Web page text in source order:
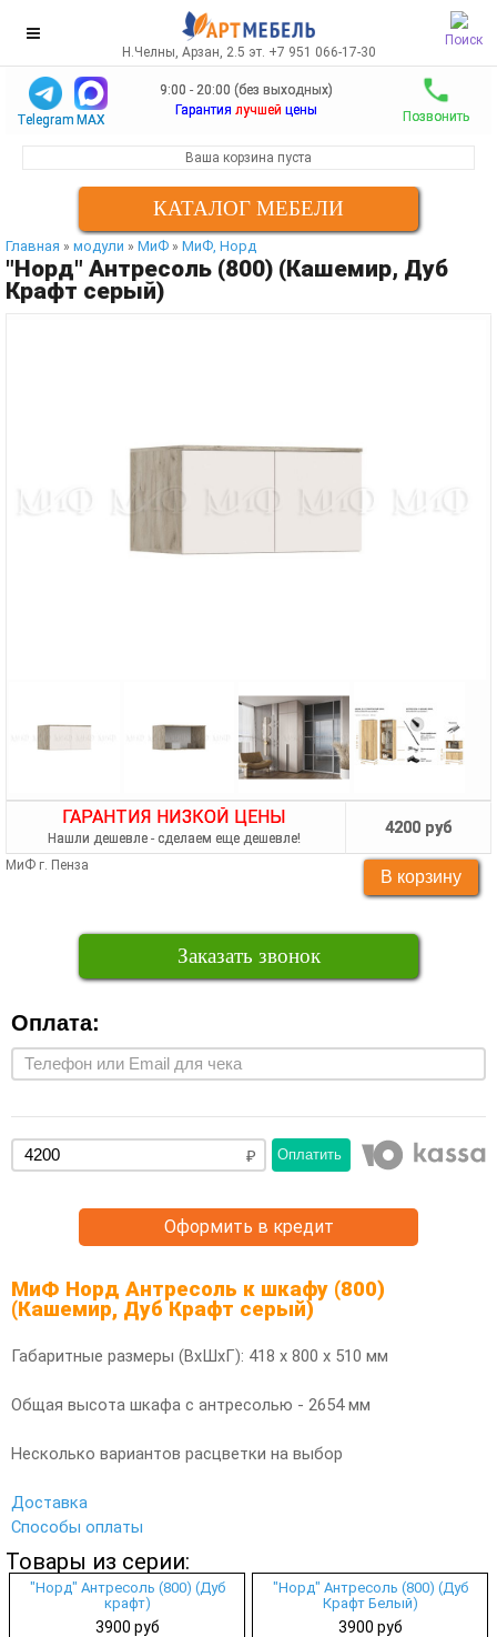
Поиск
Н.Челны, Арзан, 2.5 эт. +7 951 066-17-30
Telegram MAX
9:00 - 20:00 (без выходных)
Гарантия лучшей цены Позвонить
Ваша корзина пуста
КАТАЛОГ МЕБЕЛИ
Главная » модули » МиФ » МиФ, Норд
"Норд" Антресоль (800) (Кашемир, Дуб
Крафт серый)
ГАРАНТИЯ НИЗКОЙ ЦЕНЫ
Нашли дешевле - сделаем еще дешевле!
4200 руб
МиФ г. Пенза
Заказать звонок
Оплата:
Оплатить
Оформить в кредит
МиФ Норд Антресоль к шкафу (800)
(Кашемир, Дуб Крафт серый)
Габаритные размеры (ВхШхГ): 418 х 800 х 510 мм
Общая высота шкафа с антресолью - 2654 мм
Несколько вариантов расцветки на выбор
Доставка
Способы оплаты
Товары из серии:
"Норд" Антресоль (800) (Дуб
крафт)
3900 руб
"Норд" Антресоль (800) (Дуб
Крафт Белый)
3900 руб